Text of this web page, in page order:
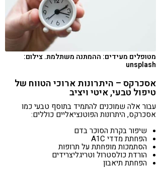
מטופלים מעידים: ההמתנה משתלמת. צילום:
unsplash
אסכרקס – היתרונות ארוכי הטווח של
טיפול טבעי, איטי ויציב
עבור אלה שמוכנים להתמיד בתוסף טבעי כמו
אסכרקס, היתרונות הפוטנציאליים כוללים:
שיפור בקרת הסוכר בדם
הפחתת מדדי A1C
הסתמכות מופחתת על תרופות
הורדת כולסטרול וטריגליצרידים
הפחתת תיאבון